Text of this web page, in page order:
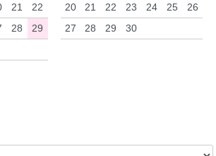
21
22
28
29
20
21 22 23 24 25
26
27
28 29 30